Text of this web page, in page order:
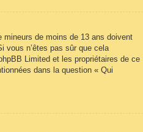
de moins de 13 ans doivent
vous n’êtes pas sûr que cela
Limited et les propriétaires de ce
dans la question « Qui